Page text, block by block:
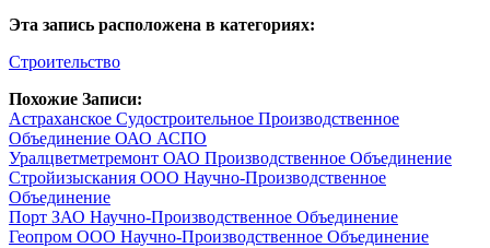
Эта запись расположена в категориях:
Строительство
Похожие Записи:
Астраханское Судостроительное Производственное
Объединение ОАО АСПО
Уралцветметремонт ОАО Производственное Объединение
Стройизыскания ООО Научно-Производственное
Объединение
Порт ЗАО Научно-Производственное Объединение
Геопром ООО Научно-Производственное Объединение